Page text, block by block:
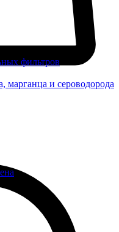
фильтров
марганца и сероводорода